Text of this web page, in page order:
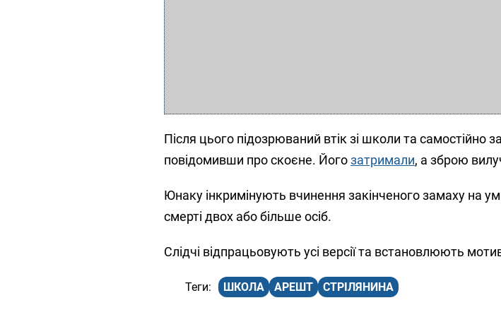
Після цього підозрюваний втік зі школи та самостійно
повідомивши про скоєне. Йогозатримали, а зброю
Юнаку інкримінують вчинення закінченого замаху на
смерті двох або більше осіб.
Слідчі відпрацьовують усі версії та встановлюють
ШКОЛА АРЕШТ СТРІЛЯНИНА